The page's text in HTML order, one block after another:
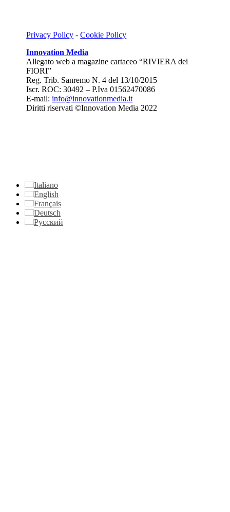
Privacy Policy -Cookie Policy
Innovation Media
Allegato web a magazine cartaceo “RIVIERA dei
FIORI”
Reg. Trib. SanremoN. 4 del 13/10/2015
Iscr. ROC: 30492 –P.Iva 01562470086
E-mail:info@innovationmedia.it
Diritti riservati ©Innovation Media 2022
Italiano
English
Français
Deutsch
Русский